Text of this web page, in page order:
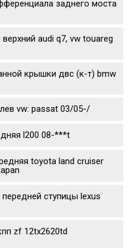
заднего моста
audi q7, vw touareg
крышки двс (к-т) bmw
vw: passat 03/05-/
l200 08-***t
toyota land cruiser
ступицы lexus
zf 12tx2620td